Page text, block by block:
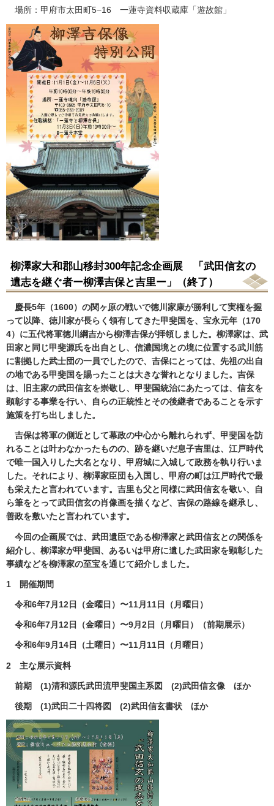
場所：甲府市太田町5−16 一蓮寺資料収蔵庫「遊故館」
柳澤家大和郡山移封300年記念企画展 「武田信玄の
遺志を継ぐ者ー柳澤吉保と吉里ー」（終了）
慶長5年（1600）の関ヶ原の戦いで徳川家康が勝利して実権を握
って以降、徳川家が長らく領有してきた甲斐国を、宝永元年（170
4）に五代将軍徳川綱吉から柳澤吉保が拝領しました。柳澤家は、武
田家と同じ甲斐源氏を出自とし、信濃国境との境に位置する武川筋
に割拠した武士団の一員でしたので、吉保にとっては、先祖の出自
の地である甲斐国を賜ったことは大きな誉れとなりました。吉保
は、旧主家の武田信玄を崇敬し、甲斐国統治にあたっては、信玄を
顕彰する事業を行い、自らの正統性とその後継者であることを示す
施策を打ち出しました。
吉保は将軍の側近として幕政の中心から離れられず、甲斐国を訪
れることは叶わなかったものの、跡を継いだ息子吉里は、江戸時代
で唯一国入りした大名となり、甲府城に入城して政務を執り行いま
した。それにより、柳澤家臣団も入国し、甲府の町は江戸時代で最
も栄えたと言われています。吉里も父と同様に武田信玄を敬い、自
ら筆をとって武田信玄の肖像画を描くなど、吉保の路線を継承し、
善政を敷いたと言われています。
今回の企画展では、武田遺臣である柳澤家と武田信玄との関係を
紹介し、柳澤家が甲斐国、あるいは甲府に遺した武田家を顕彰した
事績などを柳澤家の至宝を通じて紹介しました。
1 開催期間
令和6年7月12日（金曜日）〜11月11日（月曜日）
令和6年7月12日（金曜日）〜9月2日（月曜日）（前期展示）
令和6年9月14日（土曜日）〜11月11日（月曜日）
2 主な展示資料
前期 (1)清和源氏武田流甲斐国主系図 (2)武田信玄像 ほか
後期 (1)武田二十四将図 (2)武田信玄書状 ほか